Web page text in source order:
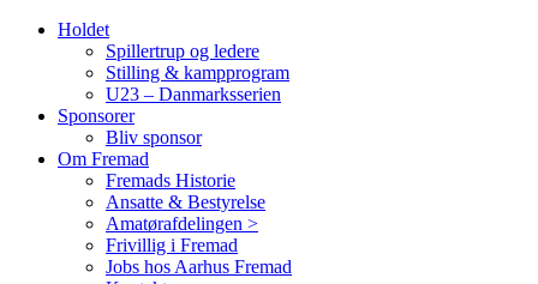
Holdet
Spillertrup og ledere
Stilling & kampprogram
U23 – Danmarksserien
Sponsorer
Bliv sponsor
Om Fremad
Fremads Historie
Ansatte & Bestyrelse
Amatørafdelingen >
Frivillig i Fremad
Jobs hos Aarhus Fremad